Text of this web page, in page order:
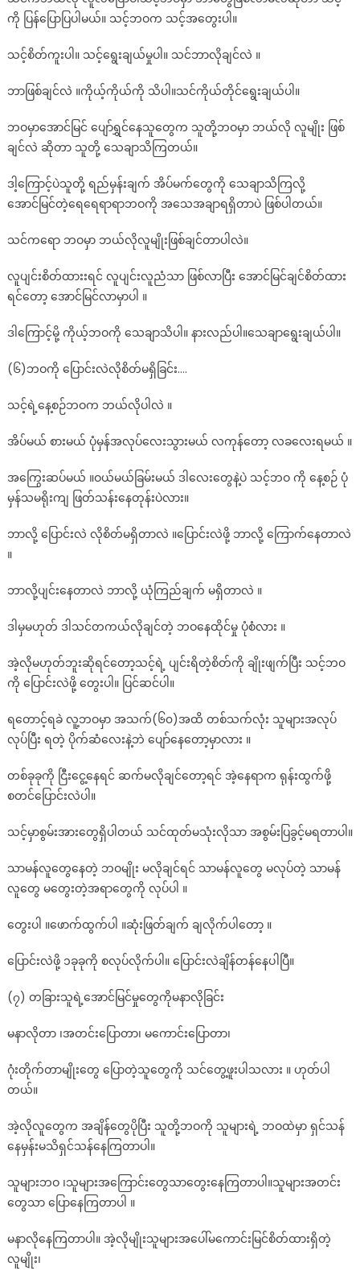
ကို ပြန်ပြောပြပါမယ်။ သင့်ဘဝက သင့်အတွေးပါ။
သင့်စိတ်ကူးပါ။ သင့်ရွေးချယ်မှုပါ။ သင်ဘာလိုချင်လဲ ။
ဘာဖြစ်ချင်လဲ ။ကိုယ့်ကိုယ်ကို သိပါ။သင်ကိုယ်တိုင်ရွေးချယ်ပါ။
ဘဝမှာအောင်မြင် ပျော်ရွှင်နေသူတွေက သူတို့ဘဝမှာ ဘယ်လို လူမျိုး ဖြစ်
ချင်လဲ ဆိုတာ သူတို့ သေချာသိကြတယ်။
ဒါ့ကြောင့်ပဲသူတို့ ရည်မှန်းချက် အိပ်မက်တွေကို သေချာသိကြလို့
အောင်မြင်တဲ့ရေရေရာရာဘဝကို အသေအချာရရှိတာပဲ ဖြစ်ပါတယ်။
သင်ကရော ဘဝမှာ ဘယ်လိုလူမျိုးဖြစ်ချင်တာပါလဲ။
လူပျင်းစိတ်ထားးရင် လူပျင်းလူညံသာ ဖြစ်လာပြီး အောင်မြင်ချင်စိတ်ထား
ရင်တော့ အောင်မြင်လာမှာပါ ။
ဒါကြောင့်မို့ ကိုယ့်ဘဝကို သေချာသိပါ။ နားလည်ပါ။သေချာရွေးချယ်ပါ။
(၆)ဘဝကို ပြောင်းလဲလိုစိတ်မရှိခြင်း….
သင့်ရဲ့နေ့စဉ်ဘဝက ဘယ်လိုပါလဲ ။
အိပ်မယ် စားမယ် ပုံမှန်အလုပ်လေးသွားမယ် လကုန်တော့ လခလေးရမယ် ။
အကြွေးဆပ်မယ် ။ဝယ်မယ်ခြမ်းမယ် ဒါလေးတွေနဲ့ပဲ သင့်ဘဝ ကို နေ့စဉ် ပုံ
မှန်သမရိုးကျ ဖြတ်သန်းနေတုန်းပဲလား။
ဘာလို့ ပြောင်းလဲ လိုစိတ်မရှိတာလဲ ။ပြောင်းလဲဖို့ ဘာလို့ ကြောက်နေတာလဲ
။
ဘာလို့ပျင်းနေတာလဲ ဘာလို့ ယုံကြည်ချက် မရှိတာလဲ ။
ဒါမှမဟုတ် ဒါသင်တကယ်လိုချင်တဲ့ ဘဝနေထိုင်မှု ပုံစံလား ။
အဲ့လိုမဟုတ်ဘူးဆိုရင်တော့သင့်ရဲ့ ပျင်းရိတဲ့စိတ်ကို ချိုးဖျက်ပြီး သင့်ဘဝ
ကို ပြောင်းလဲဖို့ တွေးပါ။ ပြင်ဆင်ပါ။
ရတောင့်ရခဲ လူ့ဘဝမှာ အသက်(၆၀)အထိ တစ်သက်လုံး သူများအလုပ်
လုပ်ပြီး ရတဲ့ ပိုက်ဆံလေးနဲ့ဘဲ ပျော်နေတော့မှာလား ။
တစ်ခုခုကို ငြီးငွေ့နေရင် ဆက်မလိုချင်တော့ရင် အဲ့နေရာက ရုန်းထွက်ဖို့
စတင်ပြောင်းလဲပါ။
သင့်မှာစွမ်းအားတွေရှိပါတယ် သင်ထုတ်မသုံးလိုသာ အစွမ်းပြခွင့်မရတာပါ။
သာမန်လူတွေနေတဲ့ ဘဝမျိုး မလိုချင်ရင် သာမန်လူတွေ မလုပ်တဲ့ သာမန်
လူတွေ မတွေးတဲ့အရာတွေကို လုပ်ပါ ။
တွေးပါ ။ဖောက်ထွက်ပါ ။ဆုံးဖြတ်ချက် ချလိုက်ပါတော့ ။
ပြောင်းလဲဖို့ ၁ခုခုကို စလုပ်လိုက်ပါ။ ပြောင်းလဲချိန်တန်နေပါပြီ။
(၇) တခြားသူရဲ့အောင်မြင်မှုတွေကိုမနာလိုခြင်း
မနာလိုတာ ၊အတင်းပြောတာ၊ မကောင်းပြောတာ၊
ဂုံးတိုက်တာမျိုးတွေ ပြောတဲ့သူတွေကို သင်တွေ့ဖူးပါသလား ။ ဟုတ်ပါ
တယ်။
အဲ့လိုလူတွေက အချိန်တွေပိုပြီး သူတို့ဘဝကို သူများရဲ့ ဘဝထဲမှာ ရှင်သန်
နေမှန်းမသိရှင်သန်နေကြတာပါ။
သူများဘဝ ၊သူများအကြောင်းတွေသာတွေးနေကြတာပါ။သူများအတင်း
တွေသာ ပြောနေကြတာပါ ။
မနာလိုနေကြတာပါ။ အဲ့လိုမျိုးသူများအပေါ်မကောင်းမြင်စိတ်ထားရှိတဲ့
လူမျိုး၊